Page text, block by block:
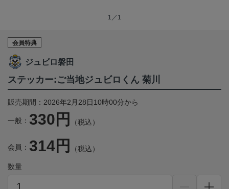
1／1
会員特典
ジュビロ磐田
ステッカー:ご当地ジュビロくん 菊川
販売期間：2026年2月28日10時00分から
一般： 330円 （税込）
会員： 314円 （税込）
数量